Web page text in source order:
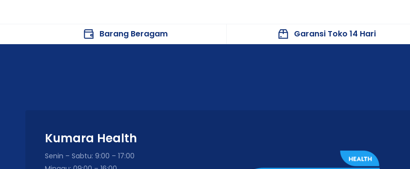
Barang Beragam Garansi Toko 14 Hari
Kumara Health
Senin – Sabtu: 9:00 – 17:00